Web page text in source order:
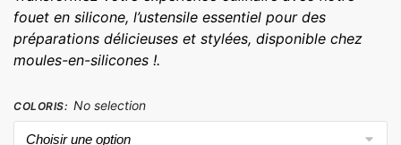
fouet en silicone, l’ustensile essentiel pour des
préparations délicieuses et stylées, disponible chez
moules-en-silicones !.
COLORIS: No selection